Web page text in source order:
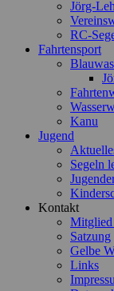
Jörg-
RC-
Fahrtensport
Kanu
Jugend
Segeln
Kontakt
Satzung
Gelbe
Links